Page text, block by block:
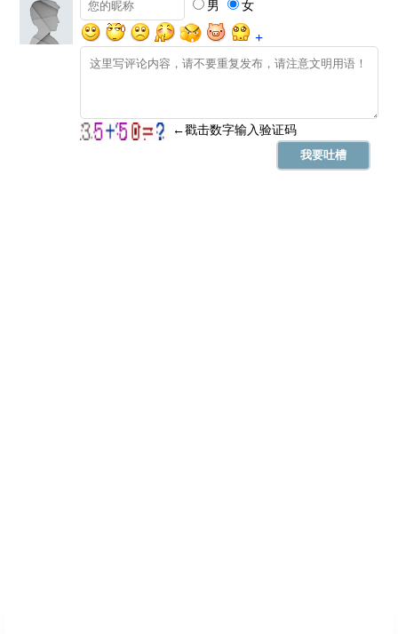
喜神正南 财神正南 福神西北
宜
结婚、搬家、交易、入宅、开业、
安葬、修造、求嗣
冲